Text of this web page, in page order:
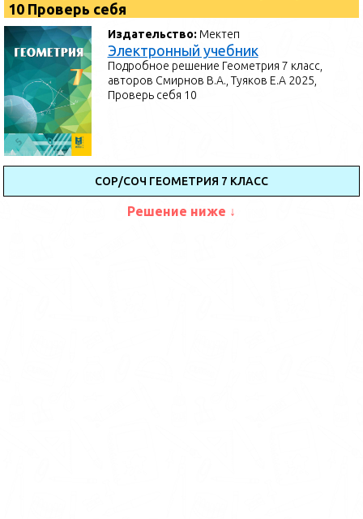
10 Проверь себя
Издательство: Мектеп
Электронный учебник
Подробное решение Геометрия 7 класс,
авторов Смирнов В.А., Туяков Е.А 2025,
Проверь себя 10
СОР/СОЧ ГЕОМЕТРИЯ 7 КЛАСС
Решение ниже ↓